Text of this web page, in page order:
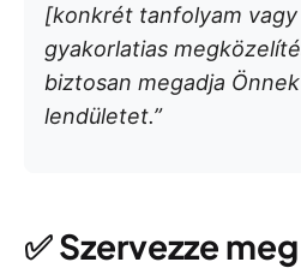
[konkrét tanfolyam vagy
gyakorlatias
biztosan megadja
lendületet.”
✅Szervezze